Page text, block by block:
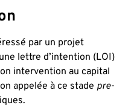
par un projet
lettre d’intention (LOI)
intervention au capital
appelée à ce stade pre-